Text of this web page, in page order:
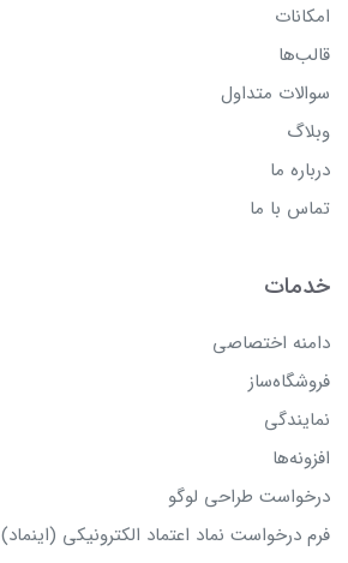
امکانات
قالب‌ها
سوالات متداول
وبلاگ
درباره ما
تماس با ما
خدمات
دامنه اختصاصی
فروشگاه‌ساز
نمایندگی
افزونه‌ها
درخواست طراحی لوگو
فرم درخواست نماد اعتماد الکترونیکی (اینماد)